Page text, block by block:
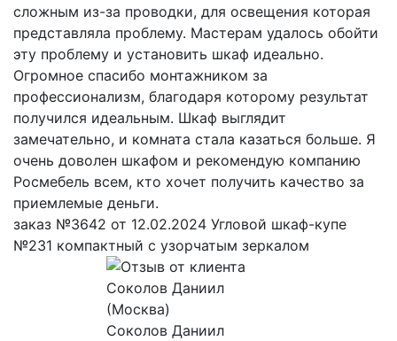
сложным из-за проводки, для освещения которая
представляла проблему. Мастерам удалось обойти
эту проблему и установить шкаф идеально.
Огромное спасибо монтажником за
профессионализм, благодаря которому результат
получился идеальным. Шкаф выглядит
замечательно, и комната стала казаться больше. Я
очень доволен шкафом и рекомендую компанию
Росмебель всем, кто хочет получить качество за
приемлемые деньги.
заказ №3642 от 12.02.2024 Угловой шкаф-купе
№231 компактный с узорчатым зеркалом
Соколов Даниил